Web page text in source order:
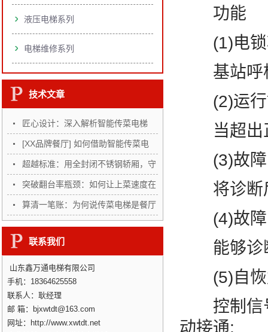
功能
(1)电锁
基站呼梯
(2)运行
当超出正
(3)故障
将诊断后
(4)故障
能够诊
(5)自恢
控制信号
动接通;
液压电梯系列
电梯维修系列
技术文章
匠心设计：深入解析智能传菜电梯
的…
[XX品牌餐厅] 如何借助智能传菜电
梯…
超越标准：用全封闭不锈钢轿厢，守
护…
突破翻台率瓶颈：如何让上菜速度在
高…
算清一笔账：为何说传菜电梯是餐厅
联系我们
山东鑫万通电梯有限公司
手机：18364625558
联系人：耿经理
邮 箱：bjxwtdt@163.com
网址：http://www.xwtdt.net